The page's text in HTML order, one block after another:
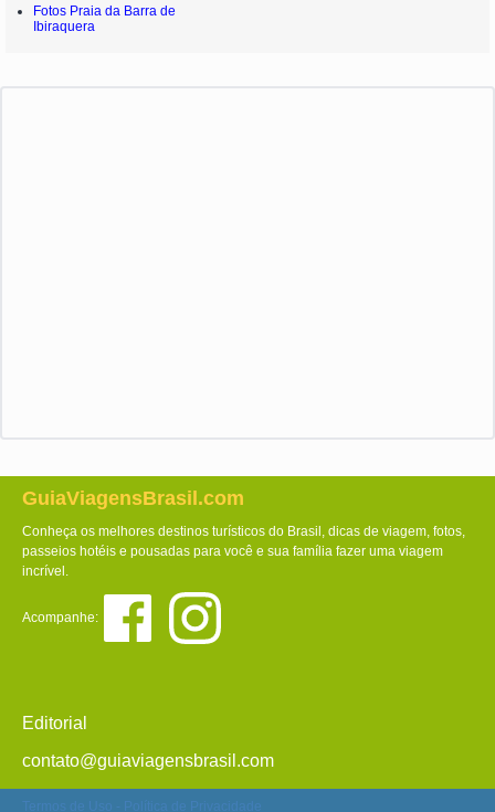
Fotos Praia da Barra de
Ibiraquera
GuiaViagensBrasil.com
Conheça os melhores destinos turísticos do Brasil, dicas de viagem, fotos,
passeios hotéis e pousadas para você e sua família fazer uma viagem
incrível.
Acompanhe:
Editorial
contato@guiaviagensbrasil.com
Termos de Uso Política de Privacidade